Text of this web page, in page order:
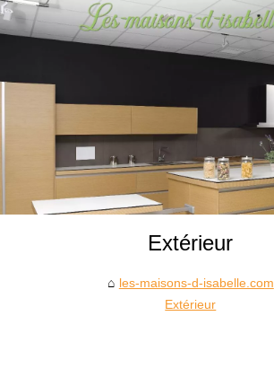
Extérieur
les-maisons-d-isabelle.com
Extérieur